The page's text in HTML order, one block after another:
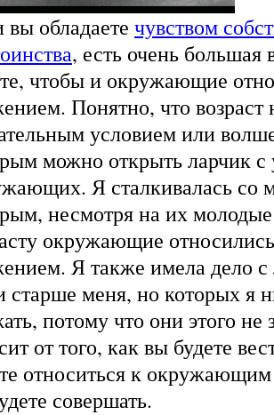
вы обладаете чувством
, есть очень большая
чтобы и окружающие
Понятно, что возраст
условием или
можно открыть ларчик
Я сталкивалась со
несмотря на их
окружающие
Я также имела дело
старше меня, но которых я
потому что они этого
от того, как вы будете
относиться к
совершать.